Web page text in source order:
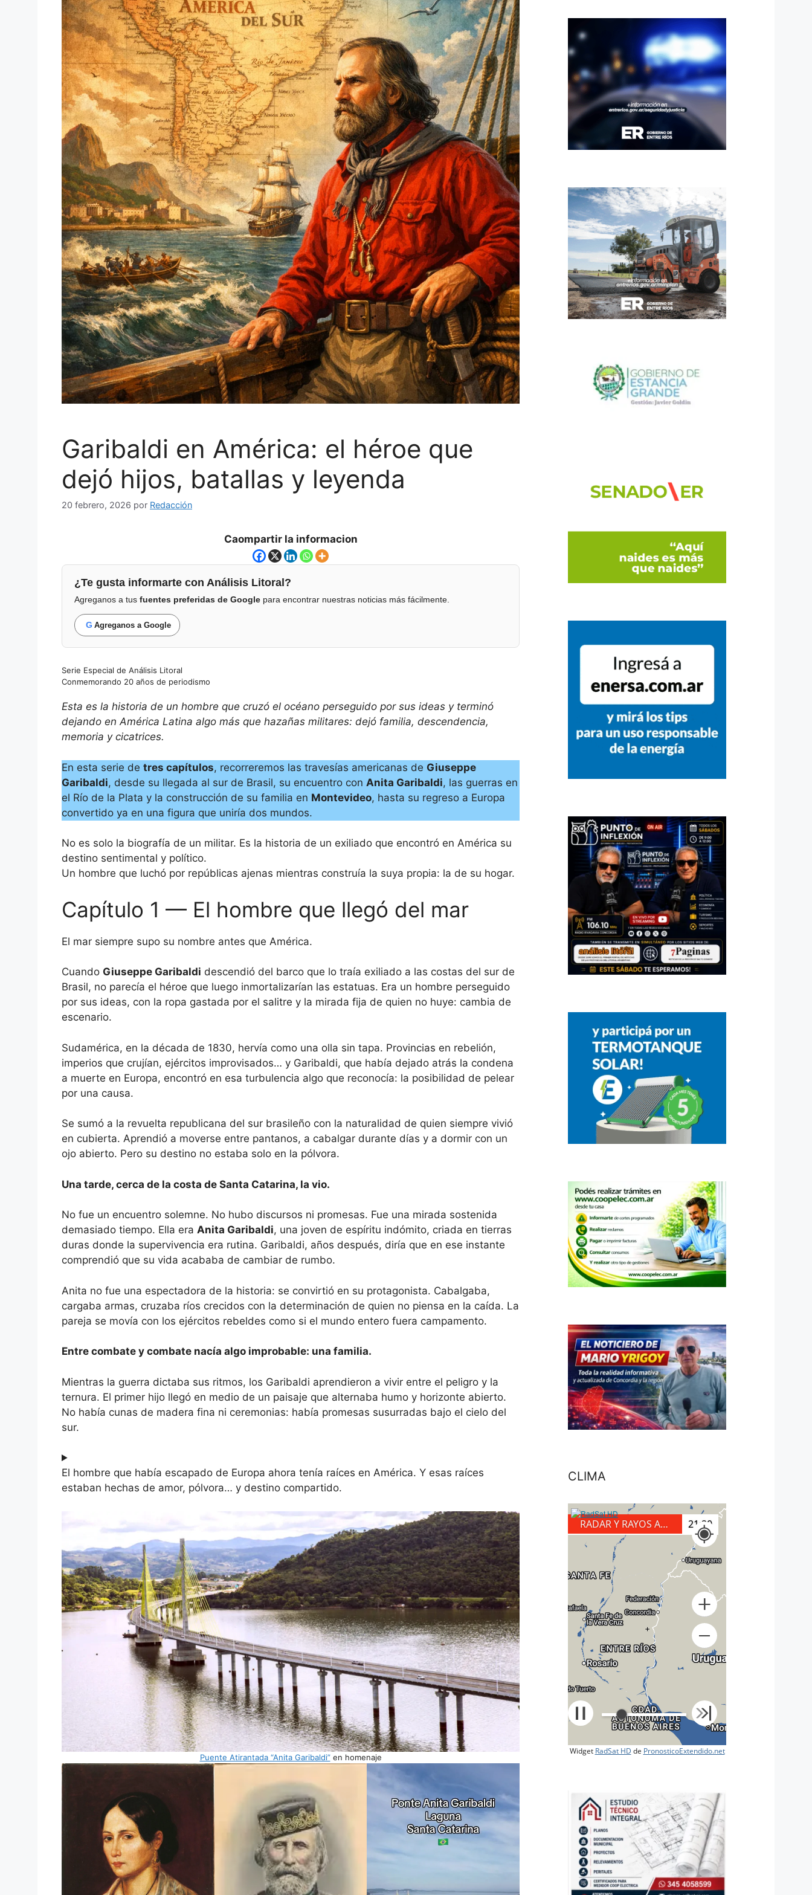
Garibaldi en América: el héroe que
dejó hijos, batallas y leyenda
20 febrero, 2026 por Redacción
Caompartir la informacion
¿Te gusta informarte con Análisis Litoral?
Agreganos a tus fuentes preferidas de Google para encontrar nuestras noticias más fácilmente.
G Agreganos a Google
Serie Especial de Análisis Litoral
Conmemorando 20 años de periodismo
Esta es la historia de un hombre que cruzó el océano perseguido por sus ideas y terminó
dejando en América Latina algo más que hazañas militares: dejó familia, descendencia,
memoria y cicatrices.
En esta serie de tres capítulos, recorreremos las travesías americanas de Giuseppe
Garibaldi, desde su llegada al sur de Brasil, su encuentro con Anita Garibaldi, las guerras en
el Río de la Plata y la construcción de su familia en Montevideo, hasta su regreso a Europa
convertido ya en una figura que uniría dos mundos.
No es solo la biografía de un militar. Es la historia de un exiliado que encontró en América su
destino sentimental y político.
Un hombre que luchó por repúblicas ajenas mientras construía la suya propia: la de su hogar.
Capítulo 1 — El hombre que llegó del mar
El mar siempre supo su nombre antes que América.
Cuando Giuseppe Garibaldi descendió del barco que lo traía exiliado a las costas del sur de
Brasil, no parecía el héroe que luego inmortalizarían las estatuas. Era un hombre perseguido
por sus ideas, con la ropa gastada por el salitre y la mirada fija de quien no huye: cambia de
escenario.
Sudamérica, en la década de 1830, hervía como una olla sin tapa. Provincias en rebelión,
imperios que crujían, ejércitos improvisados… y Garibaldi, que había dejado atrás la condena
a muerte en Europa, encontró en esa turbulencia algo que reconocía: la posibilidad de pelear
por una causa.
Se sumó a la revuelta republicana del sur brasileño con la naturalidad de quien siempre vivió
en cubierta. Aprendió a moverse entre pantanos, a cabalgar durante días y a dormir con un
ojo abierto. Pero su destino no estaba solo en la pólvora.
Una tarde, cerca de la costa de Santa Catarina, la vio.
No fue un encuentro solemne. No hubo discursos ni promesas. Fue una mirada sostenida
demasiado tiempo. Ella era Anita Garibaldi, una joven de espíritu indómito, criada en tierras
duras donde la supervivencia era rutina. Garibaldi, años después, diría que en ese instante
comprendió que su vida acababa de cambiar de rumbo.
Anita no fue una espectadora de la historia: se convirtió en su protagonista. Cabalgaba,
cargaba armas, cruzaba ríos crecidos con la determinación de quien no piensa en la caída. La
pareja se movía con los ejércitos rebeldes como si el mundo entero fuera campamento.
Entre combate y combate nacía algo improbable: una familia.
Mientras la guerra dictaba sus ritmos, los Garibaldi aprendieron a vivir entre el peligro y la
ternura. El primer hijo llegó en medio de un paisaje que alternaba humo y horizonte abierto.
No había cunas de madera fina ni ceremonias: había promesas susurradas bajo el cielo del
sur.
El hombre que había escapado de Europa ahora tenía raíces en América. Y esas raíces
estaban hechas de amor, pólvora… y destino compartido.
Puente Atirantada “Anita Garibaldi”en homenaje
CLIMA
RADAR Y RAYOS A TIERRA 21:50
+
Widget RadSat HD de PronosticoExtendido.net